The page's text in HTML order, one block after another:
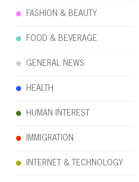
FASHION & BEAUTY
FOOD & BEVERAGE
GENERAL NEWS
HEALTH
HUMAN INTEREST
IMMIGRATION
INTERNET & TECHNOLOGY